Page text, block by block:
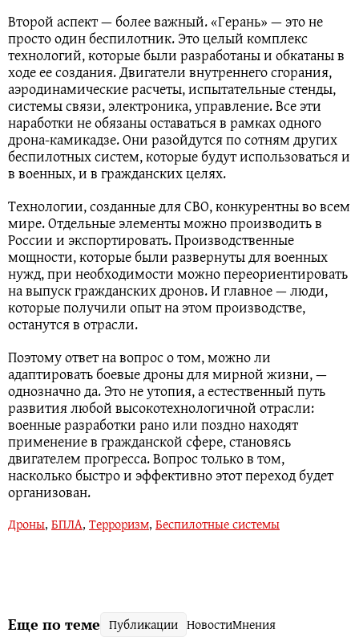
Второй аспект — более важный. «Герань» — это не
просто один беспилотник. Это целый комплекс
технологий, которые были разработаны и обкатаны в
ходе ее создания. Двигатели внутреннего сгорания,
аэродинамические расчеты, испытательные стенды,
системы связи, электроника, управление. Все эти
наработки не обязаны оставаться в рамках одного
дрона-камикадзе. Они разойдутся по сотням других
беспилотных систем, которые будут использоваться и
в военных, и в гражданских целях.
Технологии, созданные для СВО, конкурентны во всем
мире. Отдельные элементы можно производить в
России и экспортировать. Производственные
мощности, которые были развернуты для военных
нужд, при необходимости можно переориентировать
на выпуск гражданских дронов. И главное — люди,
которые получили опыт на этом производстве,
останутся в отрасли.
Поэтому ответ на вопрос о том, можно ли
адаптировать боевые дроны для мирной жизни, —
однозначно да. Это не утопия, а естественный путь
развития любой высокотехнологичной отрасли:
военные разработки рано или поздно находят
применение в гражданской сфере, становясь
двигателем прогресса. Вопрос только в том,
насколько быстро и эффективно этот переход будет
организован.
Дроны, БПЛА, Терроризм, Беспилотные системы
Еще по теме Публикации НовостиМнения